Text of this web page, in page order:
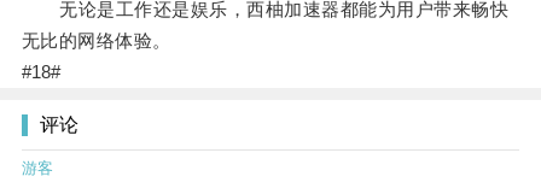
无论是工作还是娱乐，西柚加速器都能为用户带来畅快
无比的网络体验。
#18#
评论
游客